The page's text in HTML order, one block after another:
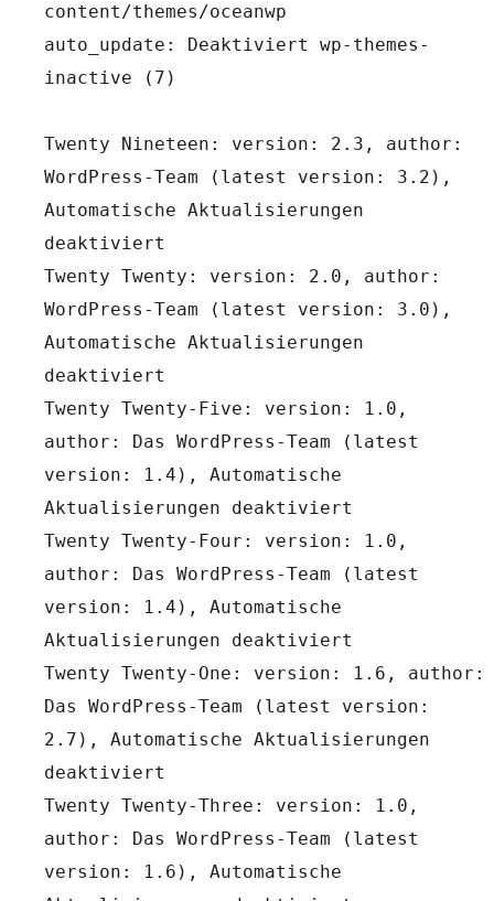
content/themes/oceanwp
auto_update: Deaktiviert wp-themes-
inactive (7)
Twenty Nineteen: version: 2.3, author:
WordPress-Team (latest version: 3.2),
Automatische Aktualisierungen
deaktiviert
Twenty Twenty: version: 2.0, author:
WordPress-Team (latest version: 3.0),
Automatische Aktualisierungen
deaktiviert
Twenty Twenty-Five: version: 1.0,
author: Das WordPress-Team (latest
version: 1.4), Automatische
Aktualisierungen deaktiviert
Twenty Twenty-Four: version: 1.0,
author: Das WordPress-Team (latest
version: 1.4), Automatische
Aktualisierungen deaktiviert
Twenty Twenty-One: version: 1.6, author:
Das WordPress-Team (latest version:
2.7), Automatische Aktualisierungen
deaktiviert
Twenty Twenty-Three: version: 1.0,
author: Das WordPress-Team (latest
version: 1.6), Automatische